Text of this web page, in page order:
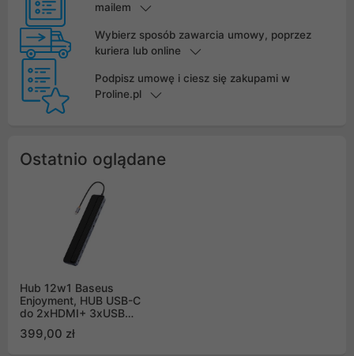
mailem
Wybierz sposób zawarcia umowy, poprzez
kuriera lub online
Podpisz umowę i ciesz się zakupami w
Proline.pl
Ostatnio oglądane
Hub 12w1 Baseus
Enjoyment, HUB USB-C
do 2xHDMI+ 3xUSB
RJ45+Type-C+ 3.5mm
399,00 zł